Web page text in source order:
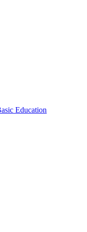
Education